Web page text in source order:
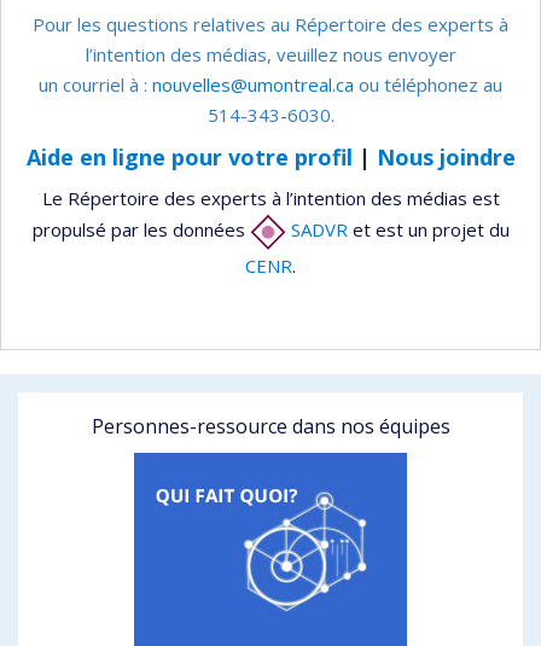
Pour les questions relatives au Répertoire des experts à
l’intention des médias, veuillez nous envoyer
un courriel à : nouvelles@umontreal.ca ou téléphonez au
514-343-6030.
Aide en ligne pour votre profil | Nous joindre
Le Répertoire des experts à l’intention des médias est
propulsé par les données
SADVRet est un projet du
CENR.
Personnes-ressource dans nos équipes